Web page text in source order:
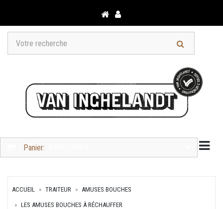
Panier:
ACCUEIL TRAITEUR AMUSES BOUCHES
LES AMUSES BOUCHES À RÉCHAUFFER